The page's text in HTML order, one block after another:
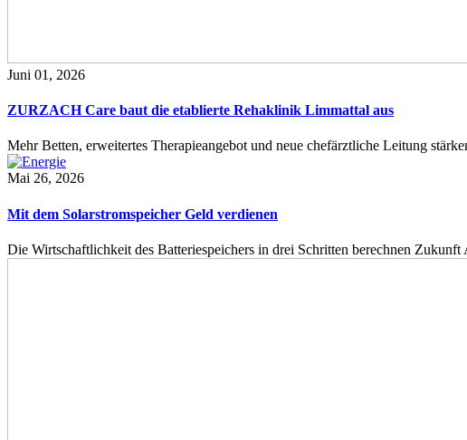
Juni 01, 2026
ZURZACH Care baut die etablierte Rehaklinik Limmattal aus
Mehr Betten, erweitertes Therapieangebot und neue chefärztliche Leitung
Mai 26, 2026
Mit dem Solarstromspeicher Geld verdienen
Die Wirtschaftlichkeit des Batteriespeichers in drei Schritten berechnen